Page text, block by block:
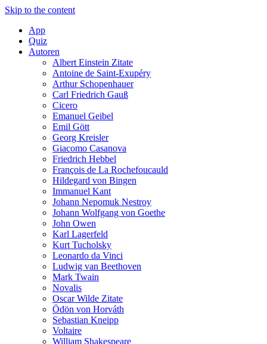
Skip to the content
App
Quiz
Autoren
Albert Einstein Zitate
Antoine de Saint-Exupéry
Arthur Schopenhauer
Carl Friedrich Gauß
Cicero
Emanuel Geibel
Emil Gött
Georg Kreisler
Giacomo Casanova
Friedrich Hebbel
François de La Rochefoucauld
Hildegard von Bingen
Immanuel Kant
Johann Nepomuk Nestroy
Johann Wolfgang von Goethe
John Owen
Karl Lagerfeld
Kurt Tucholsky
Leonardo da Vinci
Ludwig van Beethoven
Mark Twain
Novalis
Oscar Wilde Zitate
Ödön von Horváth
Sebastian Kneipp
Voltaire
William Shakespeare